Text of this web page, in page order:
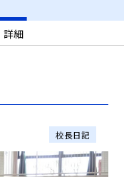
詳細
校長日記